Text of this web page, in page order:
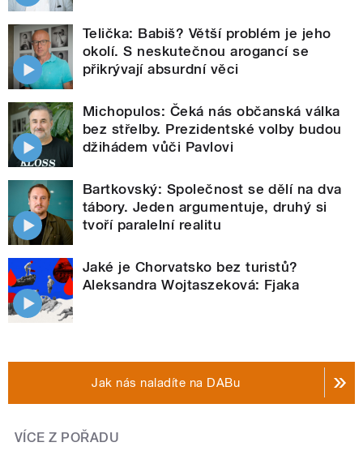
Telička: Babiš? Větší problém je jeho
okolí. S neskutečnou arogancí se
přikrývají absurdní věci
Michopulos: Čeká nás občanská válka
bez střelby. Prezidentské volby budou
džihádem vůči Pavlovi
Bartkovský: Společnost se dělí na dva
tábory. Jeden argumentuje, druhý si
tvoří paralelní realitu
Jaké je Chorvatsko bez turistů?
Aleksandra Wojtaszeková: Fjaka
Jak nás naladíte na DABu
VÍCE Z POŘADU